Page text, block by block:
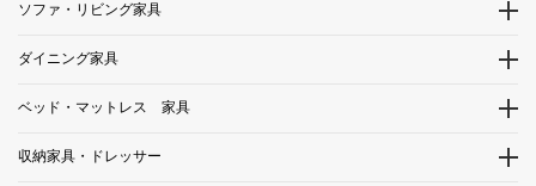
ソファ・リビング家具
ダイニング家具
ベッド・マットレス 家具
収納家具・ドレッサー